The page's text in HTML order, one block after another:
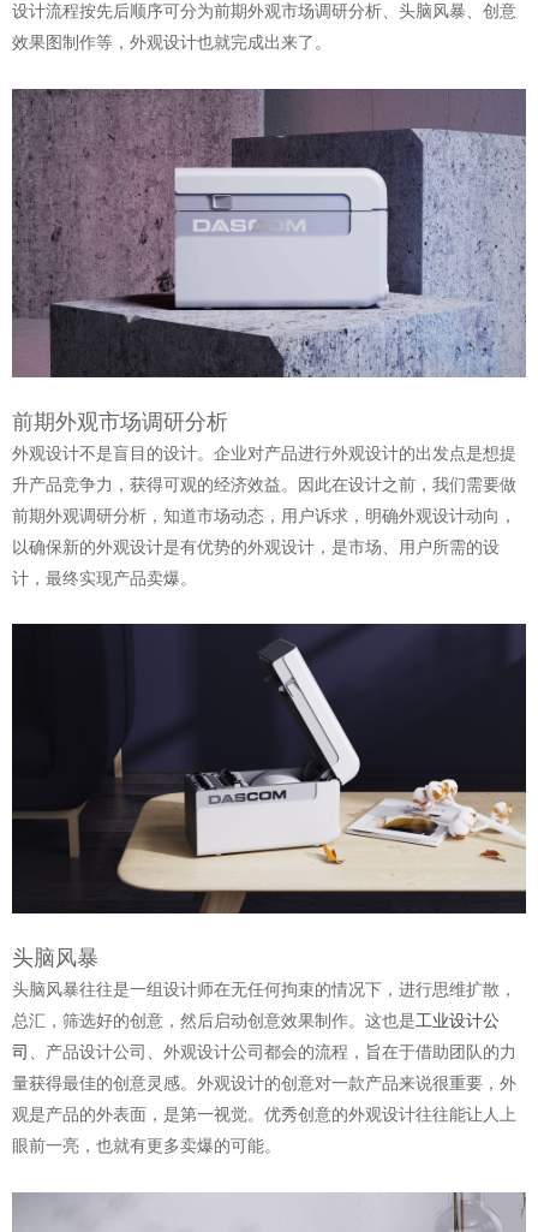
设计流程按先后顺序可分为前期外观市场调研分析、头脑风暴、创意
效果图制作等，外观设计也就完成出来了。
前期外观市场调研分析
外观设计不是盲目的设计。企业对产品进行外观设计的出发点是想提
升产品竞争力，获得可观的经济效益。因此在设计之前，我们需要做
前期外观调研分析，知道市场动态，用户诉求，明确外观设计动向，
以确保新的外观设计是有优势的外观设计，是市场、用户所需的设
计，最终实现产品卖爆。
头脑风暴
头脑风暴往往是一组设计师在无任何拘束的情况下，进行思维扩散，
总汇，筛选好的创意，然后启动创意效果制作。这也是工业设计公
司 、产品设计公司、外观设计公司都会的流程，旨在于借助团队的力
量获得最佳的创意灵感。外观设计的创意对一款产品来说很重要，外
观是产品的外表面，是第一视觉。优秀创意的外观设计往往能让人上
眼前一亮，也就有更多卖爆的可能。